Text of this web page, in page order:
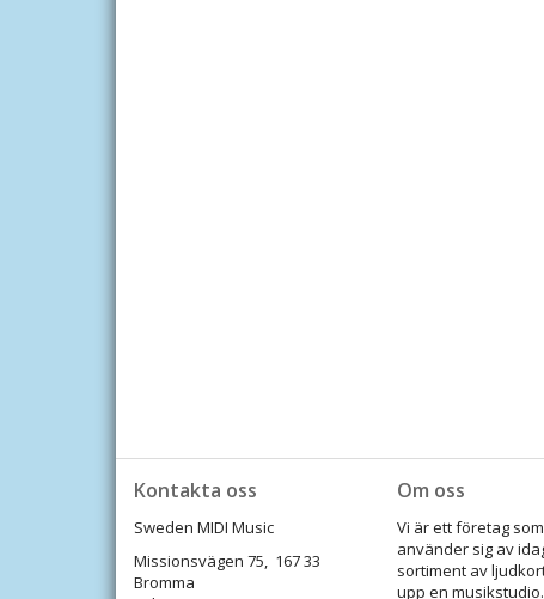
Kontakta oss
Sweden MIDI Music
Missionsvägen 75, 167 33
Bromma
Om oss
Vi är ett företag
använder sig av
sortiment av
upp en musikstudio.